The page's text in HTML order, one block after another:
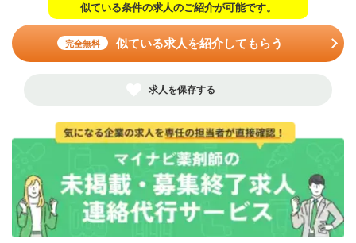
似ている条件の求人のご紹介が可能です。
完全無料 似ている求人を紹介してもらう
求人を保存する